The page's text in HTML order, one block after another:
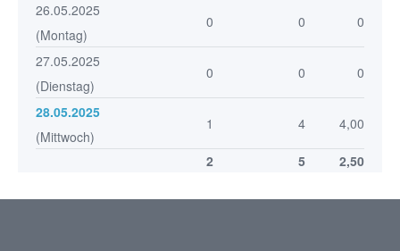
26.05.2025
(Montag)
0 0 0
27.05.2025
(Dienstag)
0 0 0
28.05.2025
(Mittwoch)
1 4 4,00
2 5 2,50